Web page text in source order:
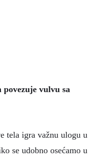
vulvu sa
tela igra važnu ulogu u
se udobno osećamo u